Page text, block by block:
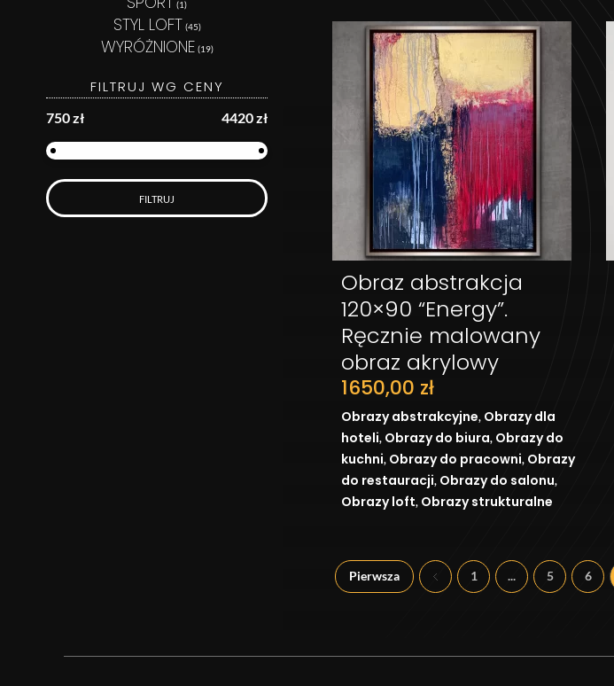
Obraz abstrakcja
120×90 “Energy”.
Ręcznie malowany
obraz akrylowy
1650,00 zł
Obrazy abstrakcyjne, Obrazy dla
hoteli, Obrazy do biura, Obrazy do
kuchni, Obrazy do pracowni, Obrazy
do restauracji, Obrazy do salonu,
Obrazy loft, Obrazy strukturalne
DODAJ DO KOSZYKA
Pierwsza 1 ... 5 6
(1)
STYL LOFT (45)
WYRÓŻNIONE (19)
FILTRUJ WG CENY
750 zł 4420 zł
FILTRUJ